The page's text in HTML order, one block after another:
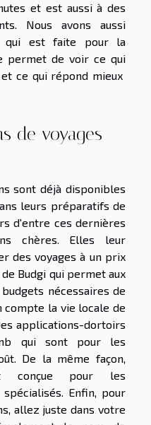
et est aussi à des
Nous avons aussi
qui est faite pour la
permet de voir ce qui
ce qui répond mieux
de voyages
sont déjà disponibles
leurs préparatifs de
d'entre ces dernières
chères. Elles leur
des voyages à un prix
Budgi qui permet aux
nécessaires de
compte la vie locale de
applications-dortoirs
qui sont pour les
De la même façon,
conçue pour les
Enfin, pour
allez juste dans votre